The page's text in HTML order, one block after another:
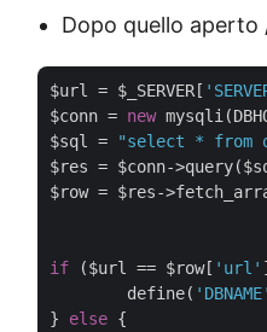
Dopo quello
$url = $_SERVER[
$conn = new
$sql =
"select * from
$res = $conn-
$row = $res-
if ($url == $row[ 'url'
	define(
'DBNAME'
} else {